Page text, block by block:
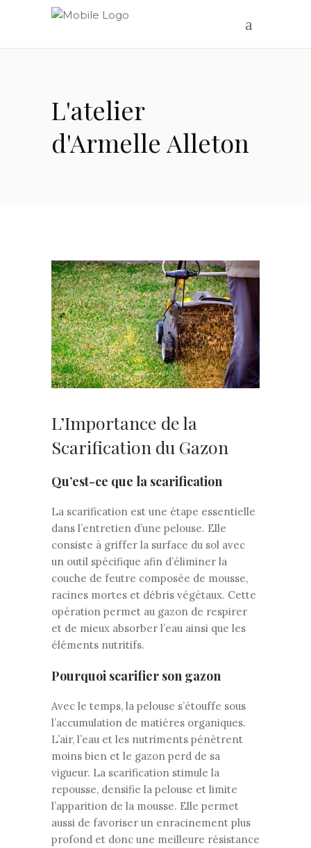
L'atelier
d'Armelle Alleton
L’Importance de la
Scarification du Gazon
Qu’est-ce que la scarification
La scarification est une étape essentielle
dans l’entretien d’une pelouse. Elle
consiste à griffer la surface du sol avec
un outil spécifique afin d’éliminer la
couche de feutre composée de mousse,
racines mortes et débris végétaux. Cette
opération permet au gazon de respirer
et de mieux absorber l’eau ainsi que les
éléments nutritifs.
Pourquoi scarifier son gazon
Avec le temps, la pelouse s’étouffe sous
l’accumulation de matières organiques.
L’air, l’eau et les nutriments pénètrent
moins bien et le gazon perd de sa
vigueur. La scarification stimule la
repousse, densifie la pelouse et limite
l’apparition de la mousse. Elle permet
aussi de favoriser un enracinement plus
profond et donc une meilleure résistance